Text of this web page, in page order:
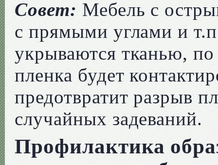
Совет: Мебель с
с прямыми углами и
укрываются тканью,
пленка будет
предотвратит разрыв
случайных задеваний.
Профилактика